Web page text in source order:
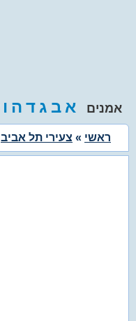
אמנים א ב ג ד ה ו
ראשי » צעירי תל אביב